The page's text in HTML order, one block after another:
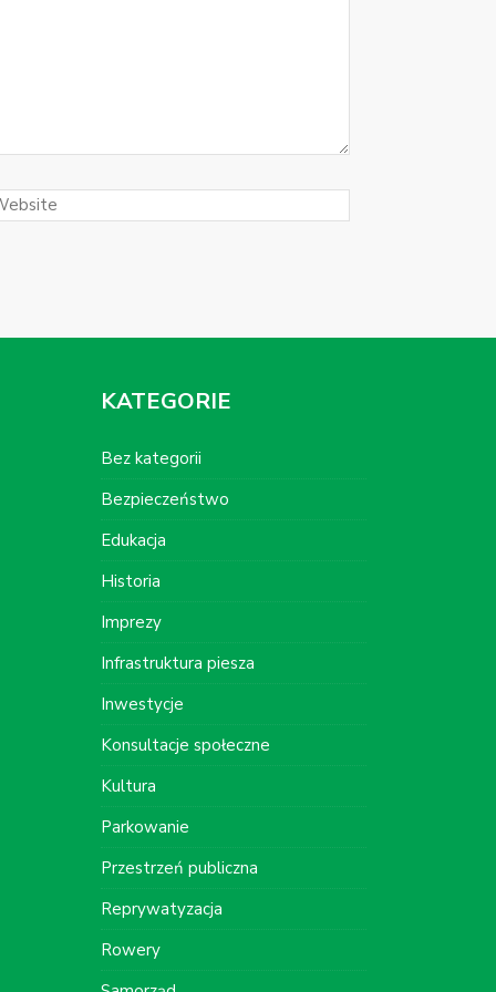
KATEGORIE
Bez kategorii
Bezpieczeństwo
Edukacja
Historia
Imprezy
Infrastruktura piesza
Inwestycje
Konsultacje społeczne
Kultura
Parkowanie
Przestrzeń publiczna
Reprywatyzacja
Rowery